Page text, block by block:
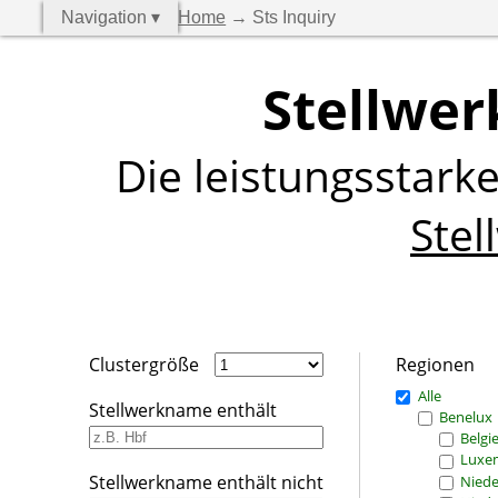
Navigation ▾ Home → Sts Inquiry
Die
Clustergröße
Stellwerkname enthält
Stellwerkname enthält nicht
Regionen
Alle
Benelux